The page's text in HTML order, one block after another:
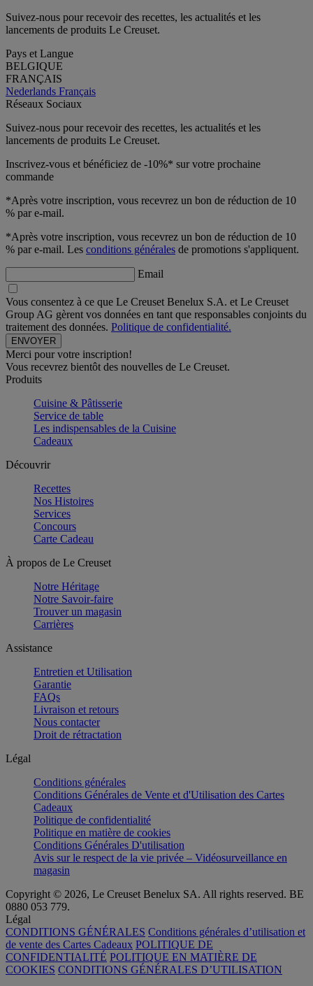
Suivez-nous pour recevoir des recettes, les actualités et les
lancements de produits Le Creuset.
Pays et Langue
BELGIQUE
FRANÇAIS
Nederlands Français
Réseaux Sociaux
Suivez-nous pour recevoir des recettes, les actualités et les
lancements de produits Le Creuset.
Inscrivez-vous et bénéficiez de -10%* sur votre prochaine
commande
*Après votre inscription, vous recevrez un bon de réduction de 10
% par e-mail.
*Après votre inscription, vous recevrez un bon de réduction de 10
% par e-mail. Les conditions générales de promotions s'appliquent.
Email
Vous consentez à ce que Le Creuset Benelux S.A. et Le Creuset
Group AG gèrent vos données en tant que responsables conjoints du
traitement des données. Politique de confidentialité.
Merci pour votre inscription!
Vous recevrez bientôt des nouvelles de Le Creuset.
Produits
Cuisine & Pâtisserie
Service de table
Les indispensables de la Cuisine
Cadeaux
Découvrir
Recettes
Nos Histoires
Services
Concours
Carte Cadeau
À propos de Le Creuset
Notre Héritage
Notre Savoir-faire
Trouver un magasin
Carrières
Assistance
Entretien et Utilisation
Garantie
FAQs
Livraison et retours
Nous contacter
Droit de rétractation
Légal
Conditions générales
Conditions Générales de Vente et d'Utilisation des Cartes
Cadeaux
Politique de confidentialité
Politique en matière de cookies
Conditions Générales D'utilisation
Avis sur le respect de la vie privée – Vidéosurveillance en
magasin
Copyright © 2026, Le Creuset Benelux SA. All rights reserved. BE
0880 053 779.
Légal
CONDITIONS GÉNÉRALES Conditions générales d’utilisation et
de vente des Cartes Cadeaux POLITIQUE DE
CONFIDENTIALITÉ POLITIQUE EN MATIÈRE DE
COOKIES CONDITIONS GÉNÉRALES D’UTILISATION